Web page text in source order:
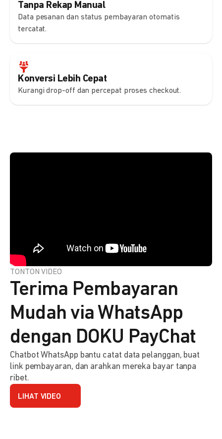
Tanpa Rekap Manual
Data pesanan dan status pembayaran otomatis
tercatat.
Konversi Lebih Cepat
Kurangi drop-off dan percepat proses checkout.
TONTON VIDEO
Terima Pembayaran
Mudah via WhatsApp
dengan DOKU PayChat
Chatbot WhatsApp bantu catat data pelanggan, buat
link pembayaran, dan arahkan mereka bayar tanpa
ribet.
LIHAT VIDEO